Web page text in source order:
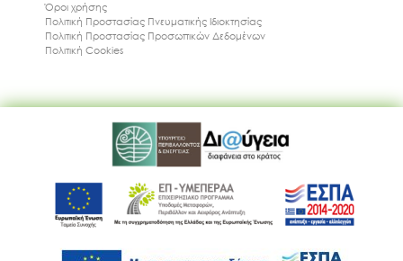
Ακολουθήστε μας
Όροι χρήσης
Πολιτική Προστασίας Πνευματικής Ιδιοκτησίας
Πολιτική Προστασίας Προσωπικών Δεδομένων
Πολιτική Cookies